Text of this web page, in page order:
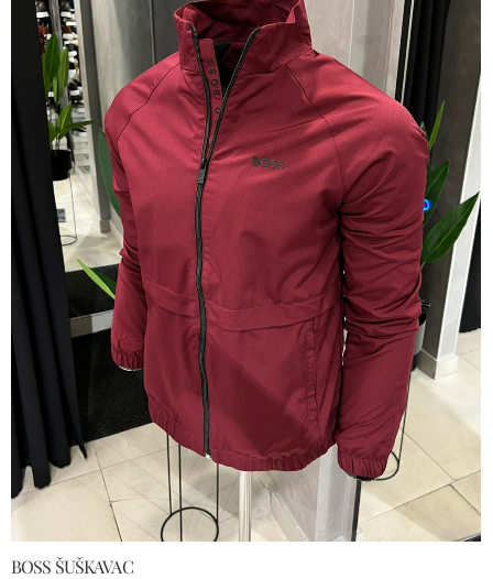
BOSS ŠUŠKAVAC